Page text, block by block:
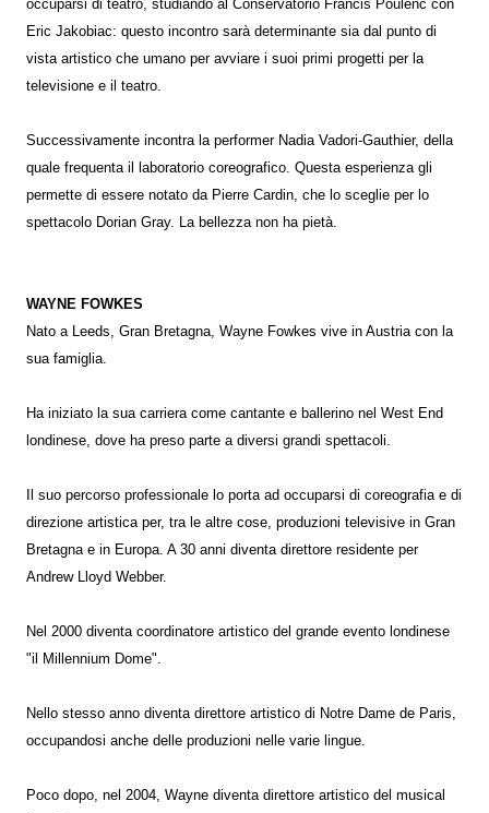
occuparsi di teatro, studiando al Conservatorio Francis Poulenc con
Eric Jakobiac: questo incontro sarà determinante sia dal punto di
vista artistico che umano per avviare i suoi primi progetti per la
televisione e il teatro.
Successivamente incontra la performer Nadia Vadori-Gauthier, della
quale frequenta il laboratorio coreografico. Questa esperienza gli
permette di essere notato da Pierre Cardin, che lo sceglie per lo
spettacolo Dorian Gray. La bellezza non ha pietà.
WAYNE FOWKES
Nato a Leeds, Gran Bretagna, Wayne Fowkes vive in Austria con la
sua famiglia.
Ha iniziato la sua carriera come cantante e ballerino nel West End
londinese, dove ha preso parte a diversi grandi spettacoli.
Il suo percorso professionale lo porta ad occuparsi di coreografia e di
direzione artistica per, tra le altre cose, produzioni televisive in Gran
Bretagna e in Europa. A 30 anni diventa direttore residente per
Andrew Lloyd Webber.
Nel 2000 diventa coordinatore artistico del grande evento londinese
"il Millennium Dome".
Nello stesso anno diventa direttore artistico di Notre Dame de Paris,
occupandosi anche delle produzioni nelle varie lingue.
Poco dopo, nel 2004, Wayne diventa direttore artistico del musical